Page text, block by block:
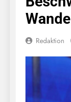
Redaktion